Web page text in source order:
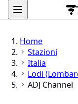
Home
Stazioni
Italia
Lodi
ADJ Channel